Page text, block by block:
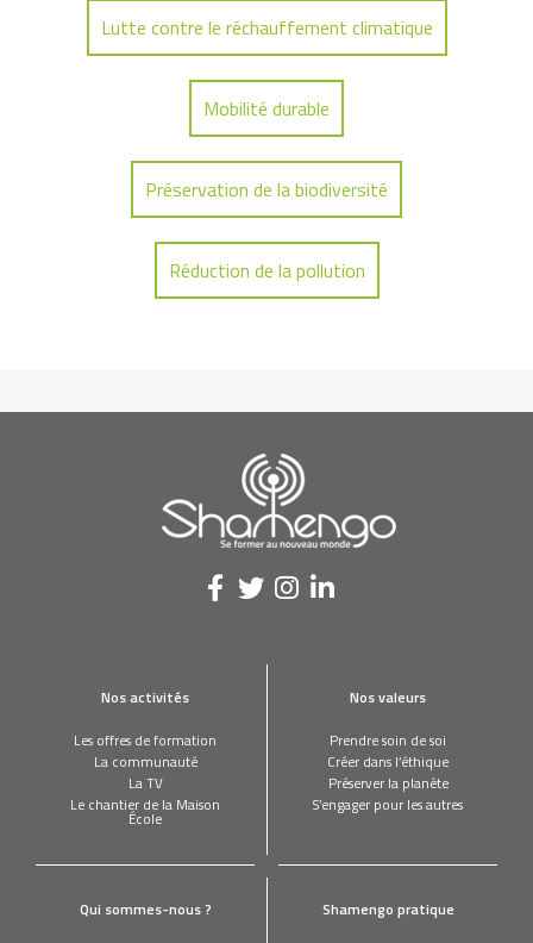
Lutte contre le réchauffement climatique
Mobilité durable
Préservation de la biodiversité
Réduction de la pollution
Nos activités
Les offres de formation
La communauté
La TV
Le chantier de la Maison
École
Nos valeurs
Prendre soin de soi
Créer dans l’éthique
Préserver la planète
S’engager pour les autres
Qui sommes-nous ? Shamengo pratique